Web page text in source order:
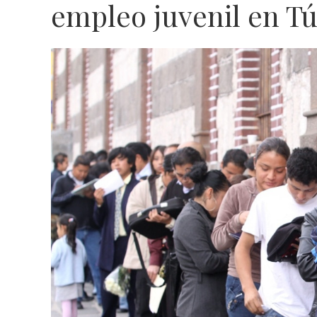
empleo juvenil en